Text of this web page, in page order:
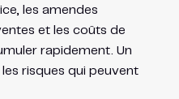
les amendes
et les coûts de
rapidement. Un
risques qui peuvent